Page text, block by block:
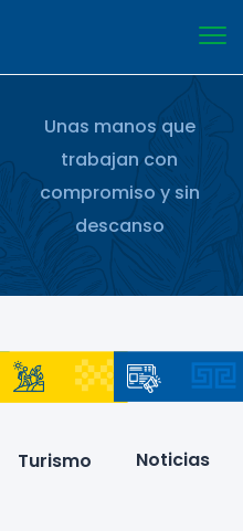
Unas manos que
trabajan con
compromiso y sin
descanso
Turismo Noticias